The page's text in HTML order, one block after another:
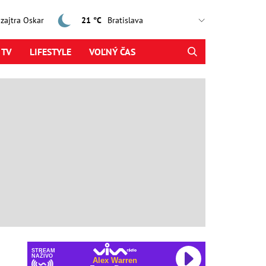
Oskar 21 °C
LIFESTYLE VOĽNÝ ČAS
STREAM
NAŽIVO
Alex Warren